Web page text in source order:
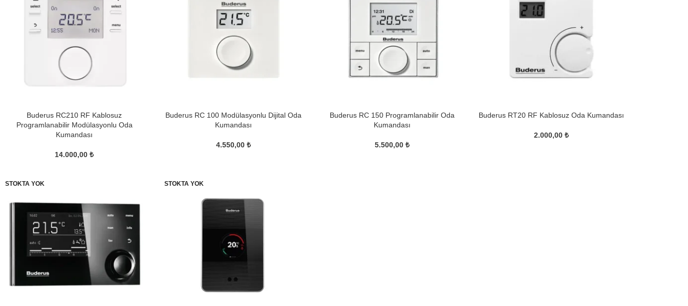
Buderus RC210 RF Kablosuz
Programlanabilir Modülasyonlu Oda
Kumandası
14.000,00₺
Buderus RC 100 Modülasyonlu Dijital Oda
Kumandası
4.550,00 ₺
Buderus RC 150 Programlanabilir Oda
Kumandası
5.500,00₺
Buderus RT20 RF Kablosuz Oda Kumandası
2.000,00 ₺
STOKTA YOK STOKTA YOK